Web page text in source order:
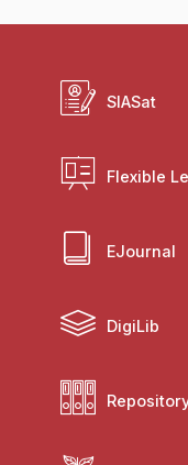
SIASat
Flexible
EJournal
DigiLib